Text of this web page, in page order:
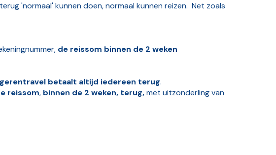
'normaal' kunnen doen, normaal kunnen reizen. Net zoals
de reissom binnen de 2 weken
betaalt altijd iedereen terug.
reissom, binnen de 2 weken, terug,met uitzonderling van